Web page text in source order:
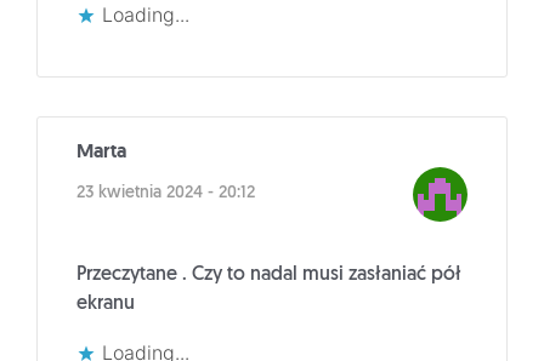
Loading...
Marta
23 kwietnia 2024 - 20:12
Przeczytane . Czy to nadal musi zasłaniać pół
ekranu
Loading...